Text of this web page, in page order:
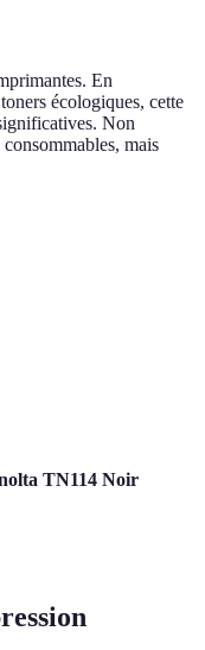
En
écologiques, cette
Non
mais
TN114 Noir